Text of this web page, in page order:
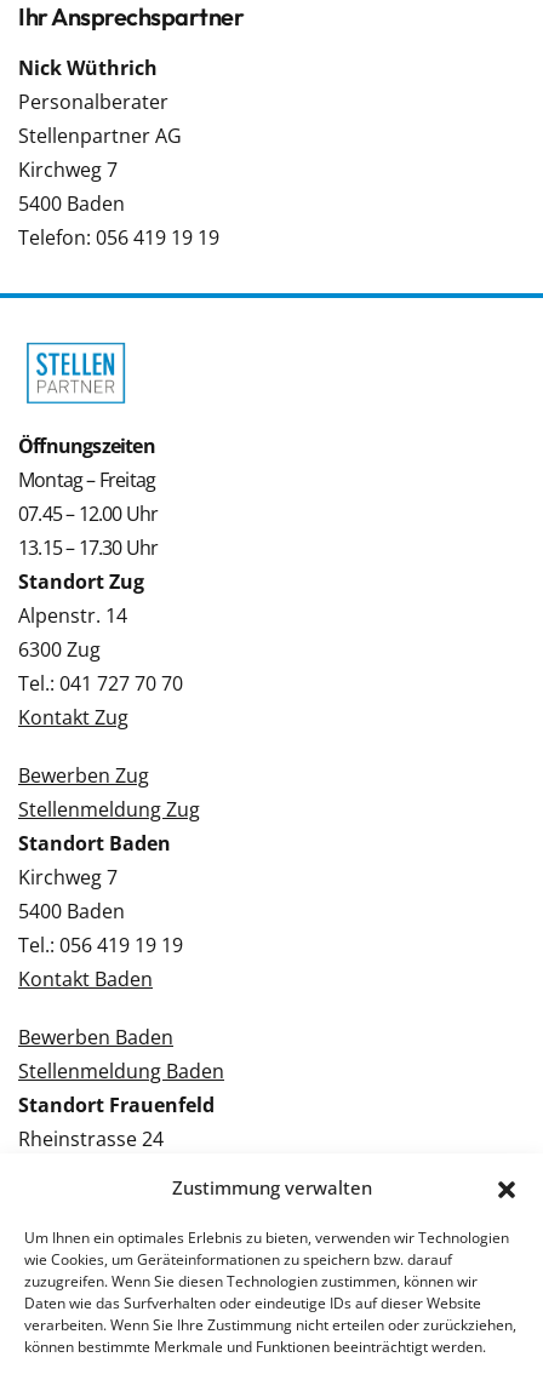
Zustimmung verwalten
Um Ihnen ein optimales Erlebnis zu bieten, verwenden wir Technologien
wie Cookies, um Geräteinformationen zu speichern bzw. darauf
zuzugreifen. Wenn Sie diesen Technologien zustimmen, können wir
Daten wie das Surfverhalten oder eindeutige IDs auf dieser Website
verarbeiten. Wenn Sie Ihre Zustimmung nicht erteilen oder zurückziehen,
können bestimmte Merkmale und Funktionen beeinträchtigt werden.
Ihr Ansprechspartner
Nick Wüthrich
Personalberater
Stellenpartner AG
Kirchweg 7
5400 Baden
Telefon: 056 419 19 19
Öffnungszeiten
Montag – Freitag
07.45 – 12.00 Uhr
13.15 – 17.30 Uhr
Standort Zug
Alpenstr. 14
6300 Zug
Tel.: 041 727 70 70
Kontakt Zug
Bewerben Zug
Stellenmeldung Zug
Standort Baden
Kirchweg 7
5400 Baden
Tel.: 056 419 19 19
Kontakt Baden
Bewerben Baden
Stellenmeldung Baden
Standort Frauenfeld
Rheinstrasse 24
Kontakt Frauenfeld
Bewerben Frauenfeld
Stellenmeldung Frauenfeld